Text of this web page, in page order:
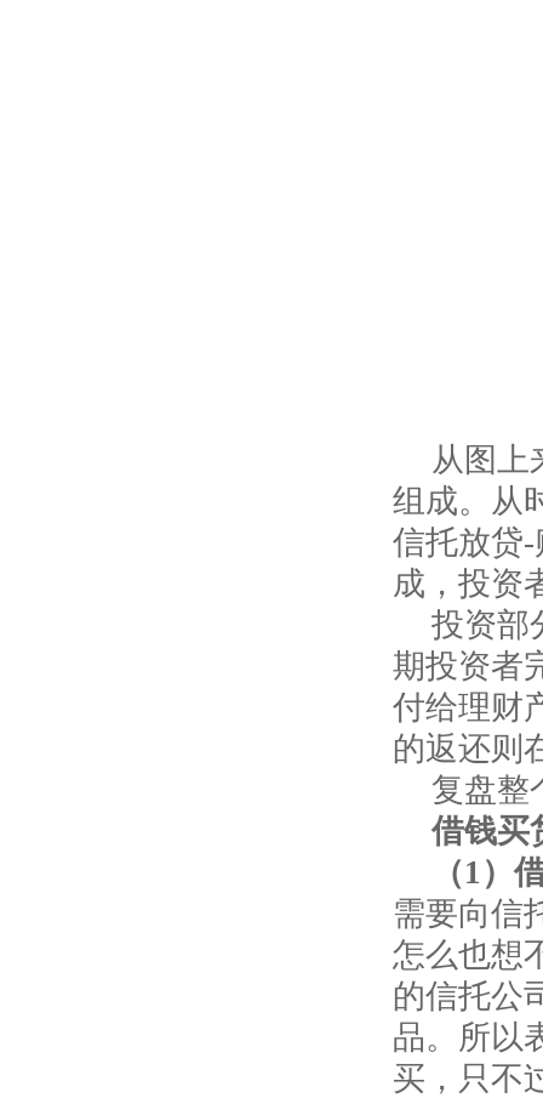
从图上
组成。从
信托放贷
成，投资
投资部
期投资者
付给理财
的返还则
复盘
借钱买
（1 ）
需要向信
怎么也想
的信托公
品。所以
买，只不